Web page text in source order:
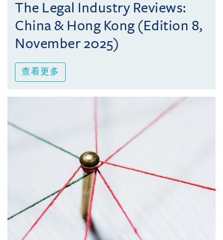
The Legal Industry Reviews:
China & Hong Kong (Edition 8,
November 2025)
查看更多